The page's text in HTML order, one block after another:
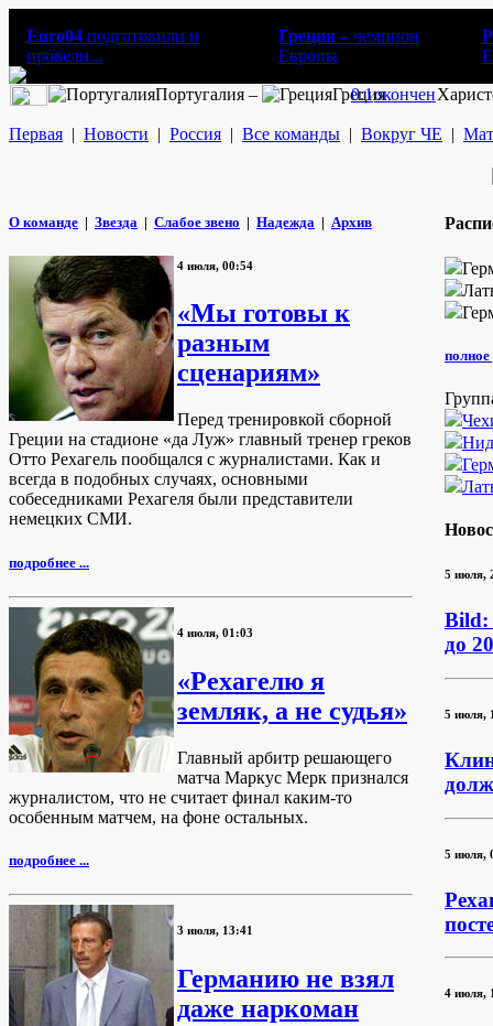
Euro04 подготовили и
провели...
Греция – чемпион
Европы
Португалия – Греция
0:1окончен
Первая | Новости | Россия | Все команды | Вокруг ЧЕ |
О команде | Звезда | Слабое звено | Надежда | Архив
4 июля, 00:54
«Мы готовы к
разным
сценариям»
Перед тренировкой сборной
Греции на стадионе «да Луж» главный тренер греков
Отто Рехагель пообщался с журналистами. Как и
всегда в подобных случаях, основными
собеседниками Рехагеля были представители
немецких СМИ.
подробнее ...
4 июля, 01:03
«Рехагелю я
земляк, а не судья»
Главный арбитр решающего
матча Маркус Мерк признался
журналистом, что не считает финал каким-то
особенным матчем, на фоне остальных.
подробнее ...
3 июля, 13:41
Германию не взял
даже наркоман
полное
5 июля,
Bild:
до
5 июля,
5 июля,
4 июля,